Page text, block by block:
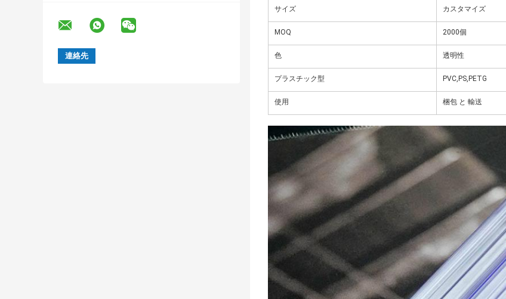
サイズ カスタマイズ
MOQ 2000個
色 透明性
プラスチック型 PVC,PS,PETG
使用 梱包 と 輸送